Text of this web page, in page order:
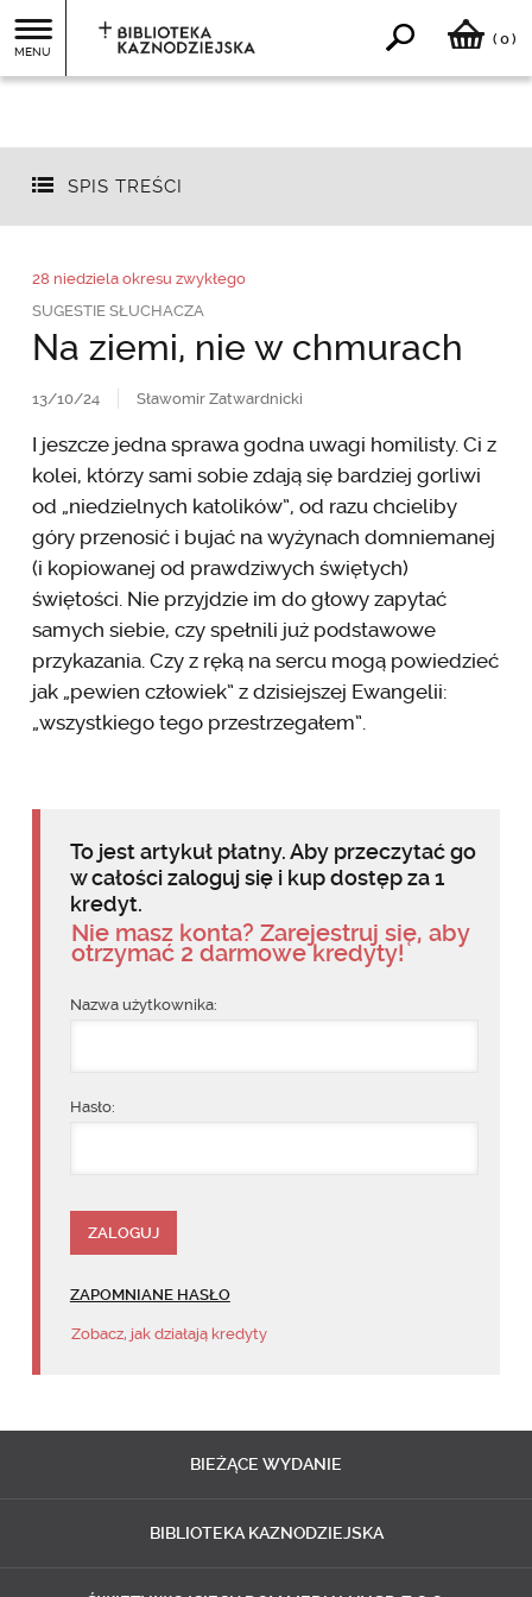
MENU
( 0)
SPIS TREŚCI
28 niedziela okresu zwykłego
SUGESTIE SŁUCHACZA
Na ziemi, nie w chmurach
13/10/24 Sławomir Zatwardnicki
I jeszcze jedna sprawa godna uwagi homilisty. Ci z
kolei, którzy sami sobie zdają się bardziej gorliwi
od „niedzielnych katolików”, od razu chcieliby
góry przenosić i bujać na wyżynach domniemanej
(i kopiowanej od prawdziwych świętych)
świętości. Nie przyjdzie im do głowy zapytać
samych siebie, czy spełnili już podstawowe
przykazania. Czy z ręką na sercu mogą powiedzieć
jak „pewien człowiek” z dzisiejszej Ewangelii:
„wszystkiego tego przestrzegałem”.
To jest artykuł płatny. Aby przeczytać go
w całości zaloguj się i kup dostęp za 1
kredyt.
Nie masz konta? Zarejestruj się, aby
otrzymać 2 darmowe kredyty!
Nazwa użytkownika:
Hasło:
ZAPOMNIANE HASŁO
Zobacz, jak działają kredyty
BIEŻĄCE WYDANIE
BIBLIOTEKA KAZNODZIEJSKA